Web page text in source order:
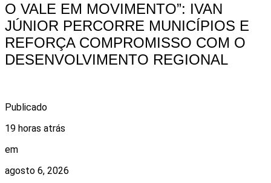
O VALE EM MOVIMENTO”: IVAN
JÚNIOR PERCORRE MUNICÍPIOS E
REFORÇA COMPROMISSO COM O
DESENVOLVIMENTO REGIONAL
Publicado
19 horas atrás
em
agosto 6, 2026